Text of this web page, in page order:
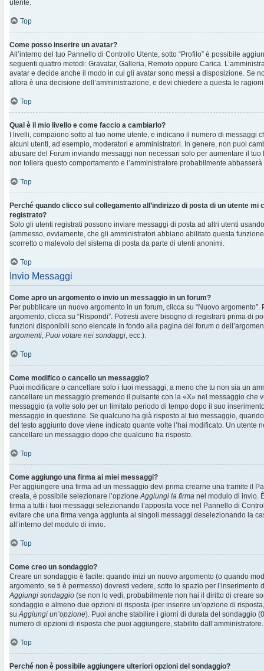
utente.
Top
Come posso inserire un avatar?
All’interno del tuo Pannello di Controllo Utente, sotto “Profilo” è possibile
seguenti quattro metodi: Gravatar, Galleria, Remoto oppure Carica.
avatar e decide anche il modo in cui gli avatar sono messi a disposizione. Se
allora è una decisione dell’amministrazione, e devi chiedere a questa le
Top
Qual è il mio livello e come faccio a cambiarlo?
I livelli, compaiono sotto al tuo nome utente, e indicano il numero di messaggi
alcuni utenti, ad esempio, moderatori e amministratori. In genere, non puoi
abusare del Forum inviando messaggi non necessari solo per aumentare il
non tollera questo comportamento e l’amministratore probabilmente
Top
Perché quando clicco sul collegamento all’indirizzo di posta di un utente mi
registrato?
Solo gli utenti registrati possono inviare messaggi di posta ad altri utenti
(ammesso, ovviamente, che gli amministratori abbiano abilitato questa
scorretto o malevolo del sistema di posta da parte di utenti anonimi.
Top
Invio Messaggi
Come apro un argomento o invio un messaggio in un forum?
Per pubblicare un nuovo argomento in un forum, clicca su “Nuovo
argomento, clicca su “Rispondi”. Potresti avere bisogno di registrarti prima di
funzioni disponibili sono elencate in fondo alla pagina del forum o
argomenti, Puoi votare nei sondaggi, ecc.).
Top
Come modifico o cancello un messaggio?
Puoi modificare o cancellare solo i tuoi messaggi, a meno che tu non sia un
cancellare un messaggio premendo il pulsante con la «X» nel messaggio che
messaggio (a volte solo per un limitato periodo di tempo dopo il suo
messaggio in questione. Se qualcuno ha già risposto al tuo messaggio,
del testo aggiunto dove viene indicato quante volte l’hai modificato. Un utente
cancellare un messaggio dopo che qualcuno ha risposto.
Top
Come aggiungo una firma ai miei messaggi?
Per aggiungere una firma ad un messaggio devi prima crearne una tramite il
creata, è possibile selezionare l’opzioneAggiungi la firma nel modulo di invio.
firma a tutti i tuoi messaggi selezionando l’apposita voce nel Pannello di
evitare che una firma venga aggiunta ai singoli messaggi deselezionando la
all’interno del modulo di invio.
Top
Come creo un sondaggio?
Creare un sondaggio è facile: quando inizi un nuovo argomento (o quando
argomento, se ti è permesso) dovresti vedere, sotto lo spazio per
Aggiungi sondaggio (se non lo vedi, probabilmente non hai il diritto di creare
sondaggio e almeno due opzioni di risposta (per inserire un’opzione di
suAggiungi un’opzione). Puoi anche stabilire i giorni di durata del sondaggio
numero di opzioni di risposta che puoi aggiungere, stabilito dall’amministratore.
Top
Perché non è possibile aggiungere ulteriori opzioni del sondaggio?